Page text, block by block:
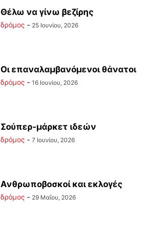
Θέλω να γίνω βεζίρης
δρόμος - 25 Ιουνίου, 2026
Οι επαναλαμβανόμενοι θάνατοι
δρόμος - 16 Ιουνίου, 2026
Σούπερ-μάρκετ ιδεών
δρόμος - 7 Ιουνίου, 2026
Ανθρωποβοσκοί και εκλογές
δρόμος - 29 Μαΐου, 2026